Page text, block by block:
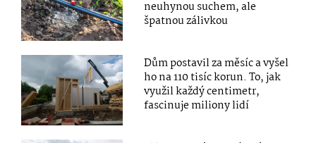
neuhynou suchem, ale
špatnou zálivkou
Dům postavil za měsíc a vyšel
ho na 110 tisíc korun. To, jak
využil každý centimetr,
fascinuje miliony lidí